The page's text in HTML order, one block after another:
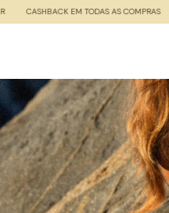
CUPOM DE PRIMEIRA COMPRA: NEWSEASTER